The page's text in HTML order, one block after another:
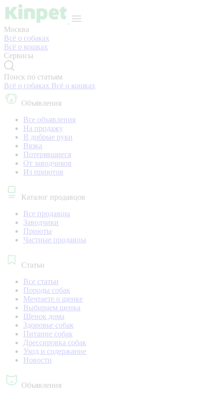
Москва
Всё о собаках
Всё о кошках
Сервисы
Поиск по статьям
Всё о собаках Всё о кошках
Объявления
Все объявления
На продажу
В добрые руки
Вязка
Потерявшиеся
От заводчиков
Из приютов
Каталог продавцов
Все продавцы
Заводчики
Приюты
Частные продавцы
Статьи
Все статьи
Породы собак
Мечтаете о щенке
Выбираем щенка
Щенок дома
Здоровье собак
Питание собак
Дрессировка собак
Уход и содержание
Новости
Объявления